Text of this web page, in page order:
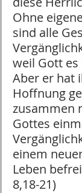
Ohne
sind alle
weil Gott
Aber er hat
Hoffnung
zusammen
Gottes
einem
Leben
8,18-21)